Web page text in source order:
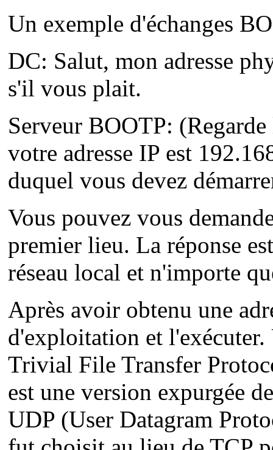
Un exemple d'échanges
DC: Salut, mon adresse
s'il vous plait.
Serveur BOOTP:
votre adresse IP est
duquel vous devez
Vous pouvez vous
premier lieu. La réponse
réseau local et n'importe
Après avoir obtenu une
d'exploitation et
Trivial File Transfer
est une version expurgée
UDP (User Datagram